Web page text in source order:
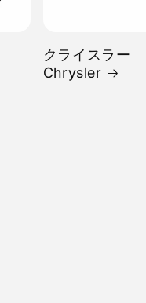
クライスラー
Chrysler